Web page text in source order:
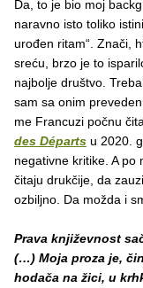
Da, to je bio moj
naravno isto toliko
urođen ritam“. Znači,
sreću, brzo je to
najbolje društvo.
sam sa onim
me Francuzi počnu
des Départs u 2020.
negativne kritike. A
čitaju drukčije, da
ozbiljno. Da možda i
Prava književnost
(…) Moja proza je,
hodača na žici, u